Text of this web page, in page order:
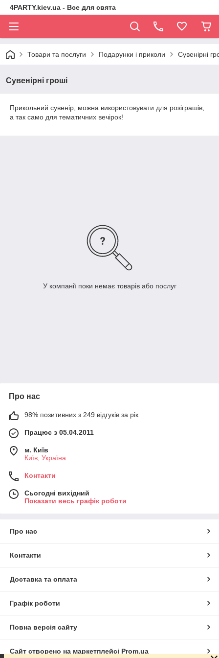
4PARTY.kiev.ua - Все для свята
Товари та послуги Подарунки і приколи Сувенірні
Сувенірні гроші
Прикольний сувенір, можна використовувати для розіграшів,
а так само для тематичних вечірок!
У компанії поки немає товарів або послуг
Про нас
98% позитивних з 249 відгуків за рік
Працює з 05.04.2011
м. Київ
Київ, Україна
Контакти
Сьогодні вихідний
Показати весь графік роботи
Про нас
Контакти
Доставка та оплата
Графік роботи
Повна версія сайту
Сайт створено на маркетплейсі Prom.ua